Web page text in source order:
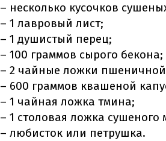
– несколько кусочков
– 1 лавровый лист;
– 1 душистый перец;
– 100 граммов сырого бекона;
– 2 чайные ложки
– 600 граммов квашеной
– 1 чайная ложка тмина;
– 1 столовая ложка сушеного
– любисток или петрушка.